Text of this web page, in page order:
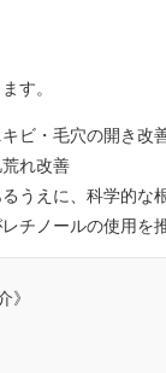
す。
ビ・毛穴の開き改
荒れ改善
うえに、科学的な
チノールの使用を
》